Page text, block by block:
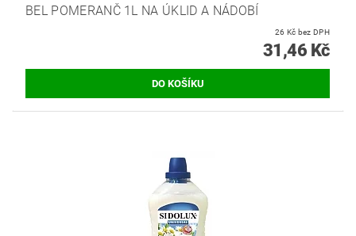
BEL POMERANČ 1L NA ÚKLID A NÁDOBÍ
26 Kč bez DPH
31,46 Kč